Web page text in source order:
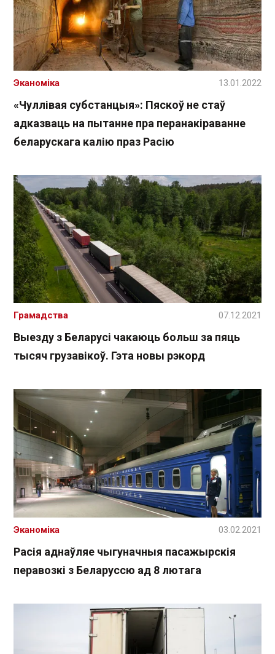
«Чуллівая субстанцыя»: Пяскоў не стаў
адказваць на пытанне пра перанакіраванне
беларускага калію праз Расію
Эканоміка 13.01.2022
Выезду з Беларусі чакаюць больш за пяць
тысяч грузавікоў. Гэта новы рэкорд
Грамадства 07.12.2021
Расія аднаўляе чыгуначныя пасажырскія
перавозкі з Беларуссю ад 8 лютага
Эканоміка 03.02.2021